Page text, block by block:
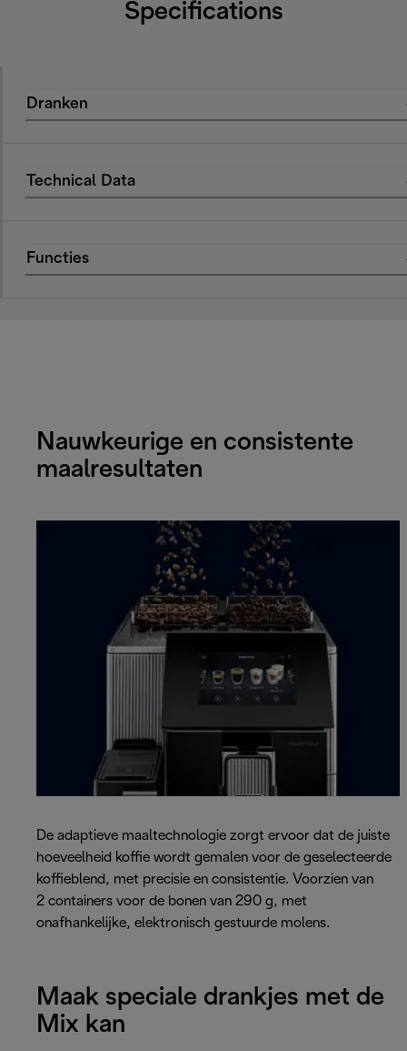
Specifications
Dranken
Technical Data
Functies
Nauwkeurige en consistente
maalresultaten
De adaptieve maaltechnologie zorgt ervoor dat de juiste
hoeveelheid koffie wordt gemalen voor de geselecteerde
koffieblend, met precisie en consistentie. Voorzien van
2 containers voor de bonen van 290 g, met
onafhankelijke, elektronisch gestuurde molens.
Maak speciale drankjes met de
Mix kan